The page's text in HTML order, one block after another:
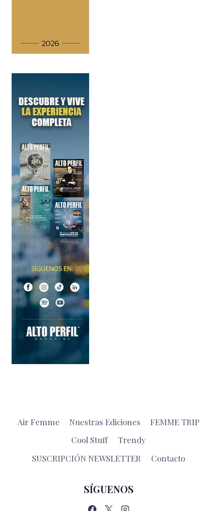
Air Femme Nuestras Ediciones
FEMME TRIP
Cool Stuff
Trendy
SUSCRIPCIÓN NEWSLETTER
Contacto
SÍGUENOS